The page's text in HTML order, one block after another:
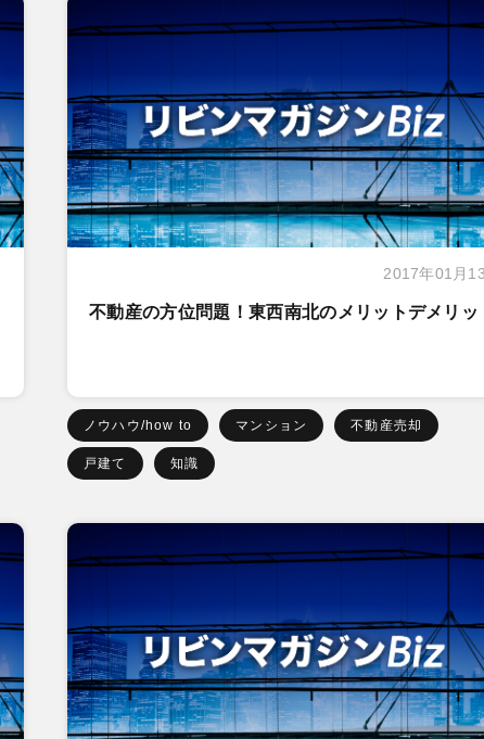
2017年01月
不動産の方位問題！東西南北のメリットデメリッ
ノウハウ/how to マンション 不動産売却
戸建て 知識